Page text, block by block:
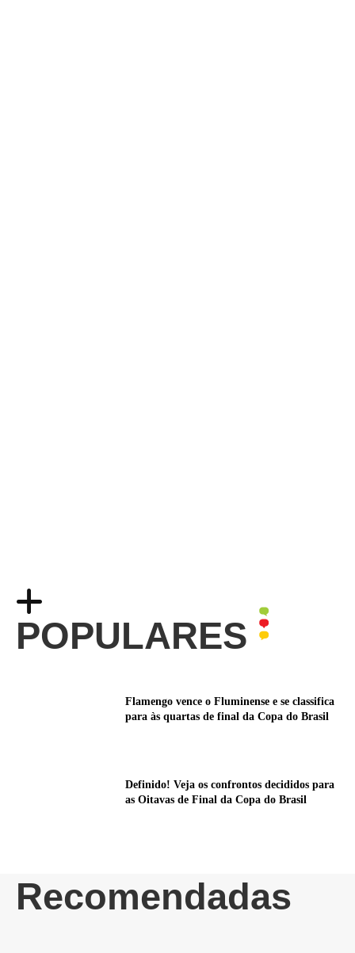
POPULARES
Flamengo vence o Fluminense e se classifica
para às quartas de final da Copa do Brasil
Definido! Veja os confrontos decididos para
as Oitavas de Final da Copa do Brasil
Recomendadas